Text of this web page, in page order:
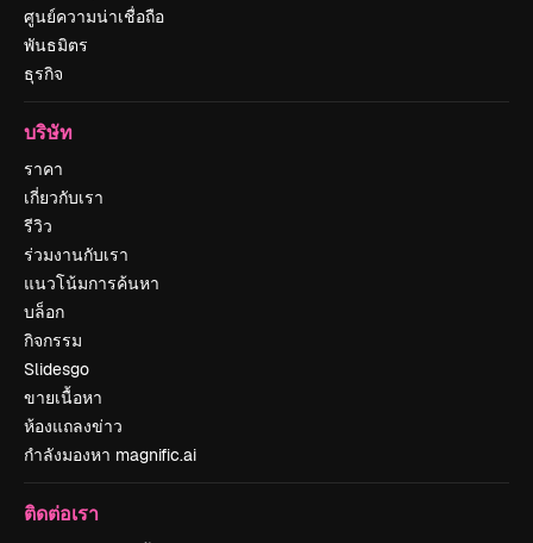
ศูนย์ความน่าเชื่อถือ
พันธมิตร
ธุรกิจ
บริษัท
ราคา
เกี่ยวกับเรา
รีวิว
ร่วมงานกับเรา
แนวโน้มการค้นหา
บล็อก
กิจกรรม
Slidesgo
ขายเนื้อหา
ห้องแถลงข่าว
กำลังมองหา magnific.ai
ติดต่อเรา